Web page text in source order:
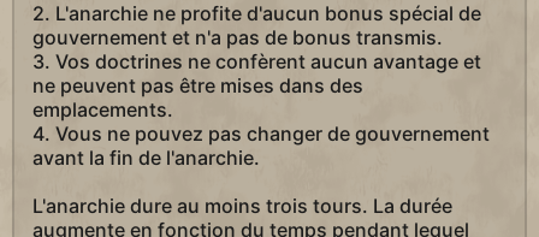
2. L'anarchie ne profite d'aucun bonus spécial de
gouvernement et n'a pas de bonus transmis.
3. Vos doctrines ne confèrent aucun avantage et
ne peuvent pas être mises dans des
emplacements.
4. Vous ne pouvez pas changer de gouvernement
avant la fin de l'anarchie.
L'anarchie dure au moins trois tours. La durée
augmente en fonction du temps pendant lequel